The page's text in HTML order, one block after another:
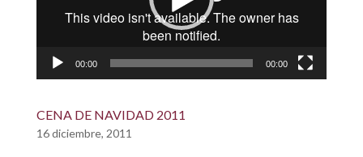
00:00 00:00
CENA DE NAVIDAD 2011
16 diciembre, 2011